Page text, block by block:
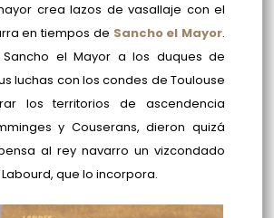
crea lazos de vasallaje con el
en tiempos de Sancho el Mayor.
el Mayor a los duques de
luchas con los condes de Toulouse
los territorios de ascendencia
y Couserans, dieron quizá
al rey navarro un vizcondado
que lo incorpora.